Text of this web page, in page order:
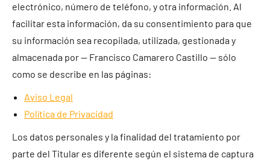
electrónico, número de teléfono, y otra información. Al
facilitar esta información, da su consentimiento para que
su información sea recopilada, utilizada, gestionada y
almacenada por — Francisco Camarero Castillo — sólo
como se describe en las páginas:
Aviso Legal
Política de Privacidad
Los datos personales y la finalidad del tratamiento por
parte del Titular es diferente según el sistema de captura